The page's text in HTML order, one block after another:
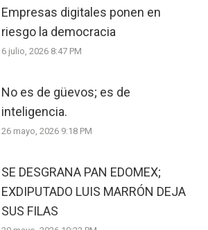
Empresas digitales ponen en
riesgo la democracia
6 julio, 2026 8:47 PM
No es de güevos; es de
inteligencia.
26 mayo, 2026 9:18 PM
SE DESGRANA PAN EDOMEX;
EXDIPUTADO LUIS MARRÓN DEJA
SUS FILAS